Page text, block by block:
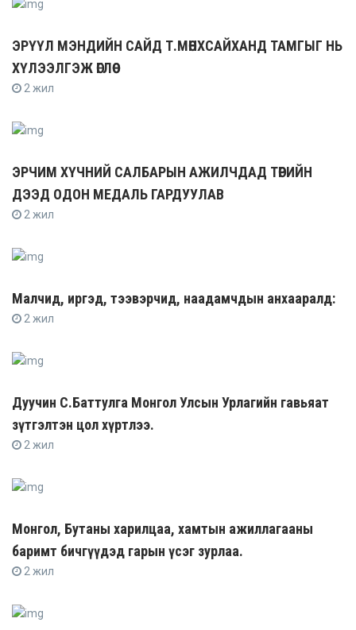
ЭРҮҮЛ МЭНДИЙН САЙД Т.МӨНХСАЙХАНД ТАМГЫГ НЬ
ХҮЛЭЭЛГЭЖ ӨГЛӨӨ
2 жил
ЭРЧИМ ХҮЧНИЙ САЛБАРЫН АЖИЛЧДАД ТӨРИЙН
ДЭЭД ОДОН МЕДАЛЬ ГАРДУУЛАВ
2 жил
Малчид, иргэд, тээвэрчид, наадамчдын анхааралд:
2 жил
Дуучин С.Баттулга Монгол Улсын Урлагийн гавьяат
зүтгэлтэн цол хүртлээ.
2 жил
Монгол, Бутаны харилцаа, хамтын ажиллагааны
баримт бичгүүдэд гарын үсэг зурлаа.
2 жил